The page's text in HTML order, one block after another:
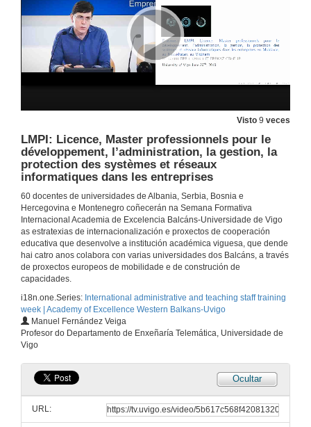
Visto 9 veces
LMPI: Licence, Master professionnels pour le
développement, l’administration, la gestion, la
protection des systèmes et réseaux
informatiques dans les entreprises
60 docentes de universidades de Albania, Serbia, Bosnia e
Hercegovina e Montenegro coñecerán na Semana Formativa
Internacional Academia de Excelencia Balcáns-Universidade de Vigo
as estratexias de internacionalización e proxectos de cooperación
educativa que desenvolve a institución académica viguesa, que dende
hai catro anos colabora con varias universidades dos Balcáns, a través
de proxectos europeos de mobilidade e de construción de
capacidades.
i18n.one.Series: International administrative and teaching staff training
week | Academy of Excellence Western Balkans-Uvigo
Manuel Fernández Veiga
Profesor do Departamento de Enxeñaría Telemática, Universidade de
Vigo
Ocultar
URL:
19 de xuño de 2018
19 de xuño de 2018
Panel II Part III. Questions
Spanish Survival Course II
MARMOOC: Apprentissage Hybride Mutualisé et Ouvert dans les Universités Marocaines
20 de xuño de 2018